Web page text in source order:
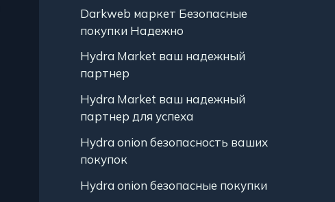
Darkweb маркет Безопасные
покупки Надежно
Hydra Market ваш надежный
партнер
Hydra Market ваш надежный
партнер для успеха
Hydra onion безопасность ваших
покупок
Hydra onion безопасные покупки